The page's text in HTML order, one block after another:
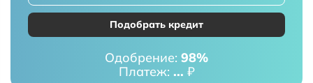
Подобрать кредит
Одобрение: 98%
Платеж: ... ₽